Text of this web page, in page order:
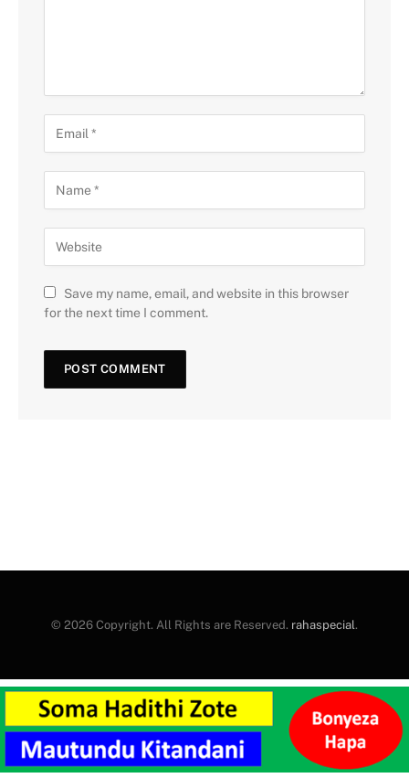
Save my name, email, and website in this browser
for the next time I comment.
© 2026 Copyright. All Rights are Reserved. rahaspecial.